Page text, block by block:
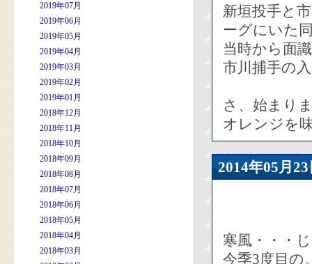
2019年07月
2019年06月
2019年05月
2019年04月
2019年03月
2019年02月
2019年01月
2018年12月
2018年11月
2018年10月
2018年09月
2018年08月
2018年07月
2018年06月
2018年05月
2018年04月
2018年03月
新垣投手と
ーグにいた
当時から面
市川捕手の
さ、始まり
オレンジを
2014年05
寒風・・・
今季3度目の